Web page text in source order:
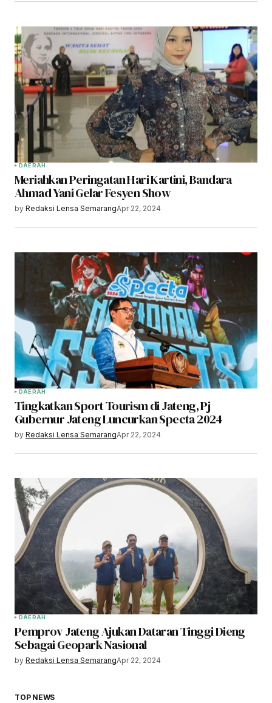
DAERAH
Meriahkan Peringatan Hari Kartini, Bandara
Ahmad Yani Gelar Fesyen Show
by Redaksi Lensa SemarangApr 22, 2024
DAERAH
Tingkatkan Sport Tourism di Jateng, Pj
Gubernur Jateng Luncurkan Specta 2024
by Redaksi Lensa SemarangApr 22, 2024
DAERAH
Pemprov Jateng Ajukan Dataran Tinggi Dieng
Sebagai Geopark Nasional
by Redaksi Lensa SemarangApr 22, 2024
TOP NEWS